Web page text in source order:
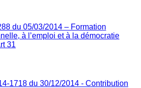
du 05/03/2014 – Formation
à l’emploi et à la démocratie
31
1718 du 30/12/2014 - Contribution